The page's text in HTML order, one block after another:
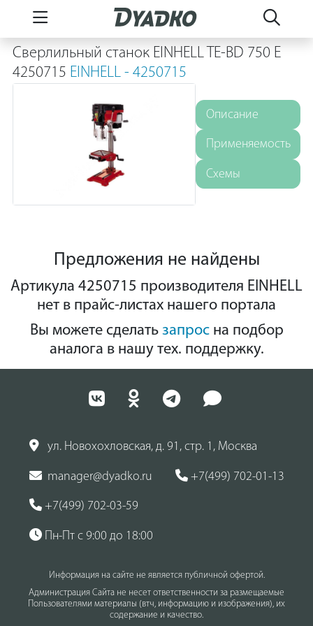
Сверлильный станок EINHELL TE-BD 750 E
4250715 EINHELL - 4250715
Описание
Применяемость
Схемы
Предложения не найдены
Артикула 4250715 производителя EINHELL
нет в прайс-листах нашего портала
Вы можете сделать запросна подбор
аналога в нашу тех. поддержку.
ул. Новохохловская, д. 91, стр. 1, Москва
manager@dyadko.ru +7(499) 702-01-13
+7(499) 702-03-59
Пн-Пт с 9:00 до 18:00
Информация на сайте не является публичной офертой.
Администрация Сайта не несет ответственности за размещаемые
Пользователями материалы (втч, информацию и изображения), их
содержание и качество.